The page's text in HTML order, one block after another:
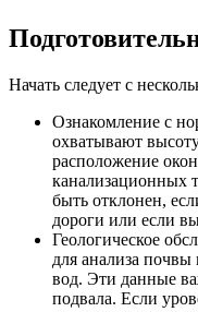
Начать следует с
Ознакомление с
охватывают
расположение
канализационных
быть отклонен,
дороги или если
Геологическое
для анализа
вод. Эти данные
подвала. Если